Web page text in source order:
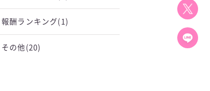
報酬ランキング (1)
その他 (20)